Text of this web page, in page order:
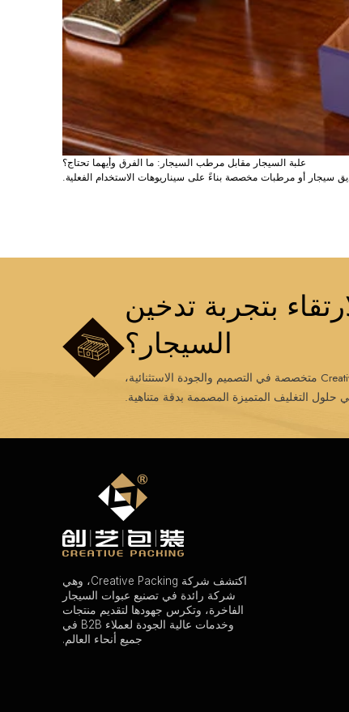
علبة السيجار مقابل مرطب السيجار: ما الفرق وأيهما تحتاج؟
سيجار أو مرطبات مخصصة بناءً على سيناريوهات الاستخدام الفعلية.
بتجربة تدخين
السيجار؟
التغليف المتميزة المصممة بدقة متناهية.
اكتشف شركة Creative Packing، وهي
شركة رائدة في تصنيع عبوات السيجار
الفاخرة، وتكرس جهودها لتقديم منتجات
وخدمات عالية الجودة لعملاء B2B في
جميع أنحاء العالم.